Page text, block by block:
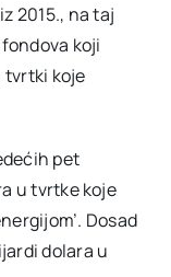
2015., na taj
koji
tvrtki koje
pet
u tvrtke koje
Dosad
dolara u